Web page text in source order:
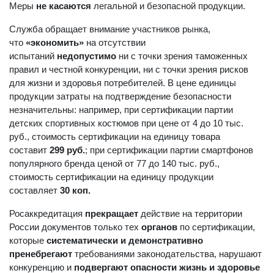
Меры не касаются легальной и безопасной продукции.
Служба обращает внимание участников рынка,
что «экономить» на отсутствии
испытаний недопустимо ни с точки зрения таможенных
правил и честной конкуренции, ни с точки зрения рисков
для жизни и здоровья потребителей. В цене единицы
продукции затраты на подтверждение безопасности
незначительны: например, при сертификации партии
детских спортивных костюмов при цене от 4 до 10 тыс.
руб., стоимость сертификации на единицу товара
составит 299 руб.; при сертификации партии смартфонов
популярного бренда ценой от 77 до 140 тыс. руб.,
стоимость сертификации на единицу продукции
составляет 30 коп.
Росаккредитация прекращает действие на территории
России документов только тех органов по сертификации,
которые систематически и демонстративно
пренебрегают требованиями законодательства, нарушают
конкуренцию и подвергают опасности жизнь и здоровье